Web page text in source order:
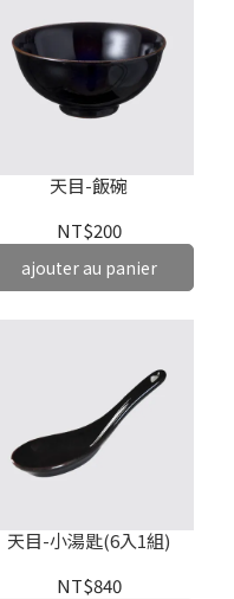
天目-飯碗
NT$200
ajouter au panier
天目-小湯匙(6入1組)
NT$840